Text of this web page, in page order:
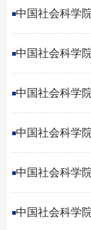
Programme
中国社会科学
中心 2025年项
中国社会科学
2024年度部门
中国社会科学
于招收国内访
中国社会科学
2025年度预算
中国社会科学
于设立特聘首
中国社会科学